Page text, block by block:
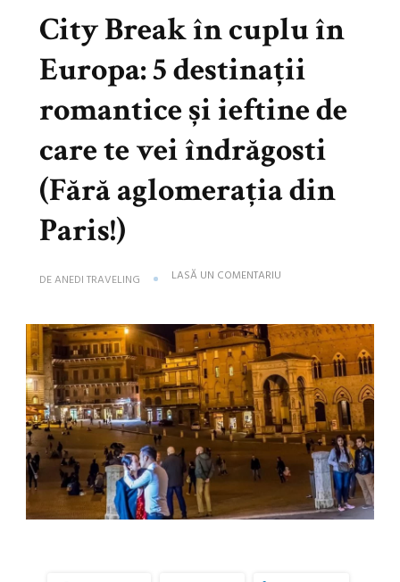
City Break în cuplu în
Europa: 5 destinații
romantice și ieftine de
care te vei îndrăgosti
(Fără aglomerația din
Paris!)
DEANEDI TRAVELING LASĂ UN COMENTARIU
ÎN
CUPLU
ÎN
EUROPA:
5
DESTINAȚII
ROMANTICE
ȘI
IEFTINE
DE
CARE
TE
VEI
ÎNDRĂGOSTI